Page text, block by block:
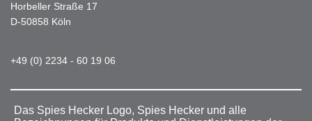
Horbeller Straße 17
D-50858 Köln
+49 (0) 2234 - 60 19 06
Das Spies Hecker Logo, Spies Hecker und alle